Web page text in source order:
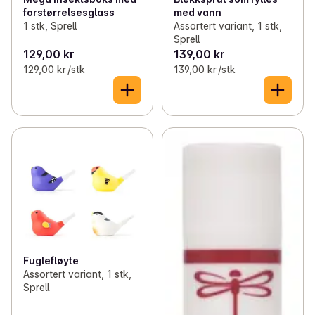
forstørrelsesglass
1 stk, Sprell
129,00 kr
129,00 kr /stk
med vann
Assortert variant, 1 stk,
Sprell
139,00 kr
139,00 kr /stk
Fuglefløyte
Assortert variant, 1 stk,
Sprell